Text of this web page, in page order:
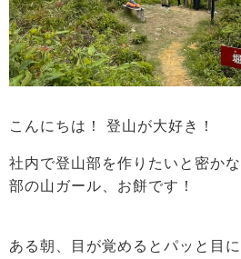
こんにちは！ 登山が大好き！
社内で登山部を作りたいと密か
部の山ガール、お餅です！
ある朝、目が覚めるとパッと目